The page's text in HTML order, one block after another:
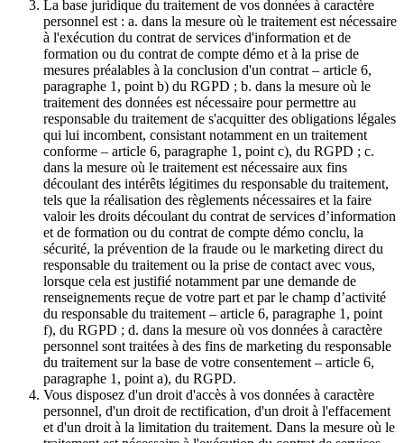
La base juridique du traitement de vos données à caractère
personnel est : a. dans la mesure où le traitement est nécessaire
à l'exécution du contrat de services d'information et de
formation ou du contrat de compte démo et à la prise de
mesures préalables à la conclusion d'un contrat – article 6,
paragraphe 1, point b) du RGPD ; b. dans la mesure où le
traitement des données est nécessaire pour permettre au
responsable du traitement de s'acquitter des obligations légales
qui lui incombent, consistant notamment en un traitement
conforme – article 6, paragraphe 1, point c), du RGPD ; c.
dans la mesure où le traitement est nécessaire aux fins
découlant des intérêts légitimes du responsable du traitement,
tels que la réalisation des règlements nécessaires et la faire
valoir les droits découlant du contrat de services d’information
et de formation ou du contrat de compte démo conclu, la
sécurité, la prévention de la fraude ou le marketing direct du
responsable du traitement ou la prise de contact avec vous,
lorsque cela est justifié notamment par une demande de
renseignements reçue de votre part et par le champ d’activité
du responsable du traitement – article 6, paragraphe 1, point
f), du RGPD ; d. dans la mesure où vos données à caractère
personnel sont traitées à des fins de marketing du responsable
du traitement sur la base de votre consentement – article 6,
paragraphe 1, point a), du RGPD.
Vous disposez d'un droit d'accès à vos données à caractère
personnel, d'un droit de rectification, d'un droit à l'effacement
et d'un droit à la limitation du traitement. Dans la mesure où le